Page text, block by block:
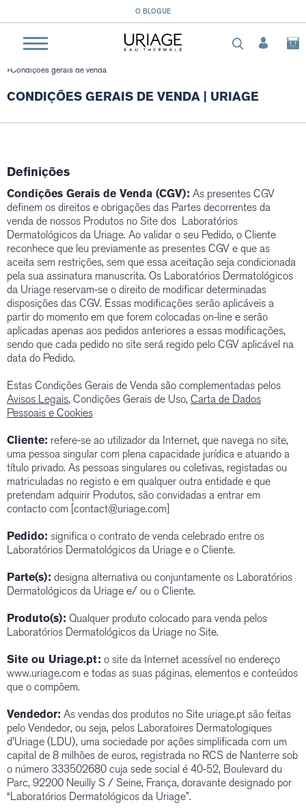
O BLOGUE
Condições gerais de venda
CONDIÇÕES GERAIS DE VENDA | URIAGE
Definições
Condições Gerais de Venda (CGV): As presentes CGV
definem os direitos e obrigações das Partes decorrentes da
venda de nossos Produtos no Site dos Laboratórios
Dermatológicos da Uriage. Ao validar o seu Pedido, o Cliente
reconhece que leu previamente as presentes CGV e que as
aceita sem restrições, sem que essa aceitação seja condicionada
pela sua assinatura manuscrita. Os Laboratórios Dermatológicos
da Uriage reservam-se o direito de modificar determinadas
disposições das CGV. Essas modificações serão aplicáveis a
partir do momento em que forem colocadas on-line e serão
aplicadas apenas aos pedidos anteriores a essas modificações,
sendo que cada pedido no site será regido pelo CGV aplicável na
data do Pedido.
Estas Condições Gerais de Venda são complementadas pelos
Avisos Legais, Condições Gerais de Uso, Carta de Dados
Pessoais e Cookies
Cliente: refere-se ao utilizador da Internet, que navega no site,
uma pessoa singular com plena capacidade jurídica e atuando a
título privado. As pessoas singulares ou coletivas, registadas ou
matriculadas no registo e em qualquer outra entidade e que
pretendam adquirir Produtos, são convidadas a entrar em
contacto com [contact@uriage.com]
Pedido: significa o contrato de venda celebrado entre os
Laboratórios Dermatológicos da Uriage e o Cliente.
Parte(s): designa alternativa ou conjuntamente os Laboratórios
Dermatológicos da Uriage e/ ou o Cliente.
Produto(s): Qualquer produto colocado para venda pelos
Laboratórios Dermatológicos da Uriage no Site.
Site ou Uriage.pt: o site da Internet acessível no endereço
www.uriage.com e todas as suas páginas, elementos e conteúdos
que o compõem.
Vendedor: As vendas dos produtos no Site uriage.pt são feitas
pelo Vendedor, ou seja, pelos Laboratoires Dermatologiques
d'Uriage (LDU), uma sociedade por ações simplificada com um
capital de 8 milhões de euros, registrada no RCS de Nanterre sob
o número 333502680 cuja sede social é 40-52, Boulevard du
Parc, 92200 Neuilly S / Seine, França, doravante designado por
“Laboratórios Dermatológicos da Uriage”.